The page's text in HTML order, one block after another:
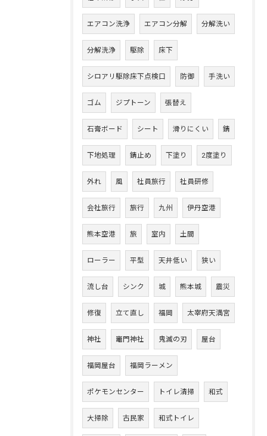
エアコン洗浄 エアコン分解 分解洗い
分解洗浄 駆除 床下
シロアリ駆除床下点検口 防御 手洗い
ゴム ジプトーン 張替え
石膏ボード シート 滑りにくい 錆
下地処理 錆止め 下塗り 2度塗り
外れ 風 社員旅行 社員研修
会社旅行 旅行 九州 伊丹空港
熊本空港 旅 室内 土間
ローラー 平型 天井低い 狭い
流し台 シンク 城 熊本城 震災
修復 立て直し 福岡 太宰府天満宮
神社 竈門神社 鬼滅の刃 屋台
福岡屋台 福岡ラーメン
ポケモンセンター トイレ清掃 和式
大掃除 古民家 和式トイレ